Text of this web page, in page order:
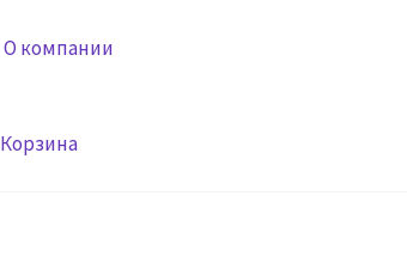
О компании
Корзина